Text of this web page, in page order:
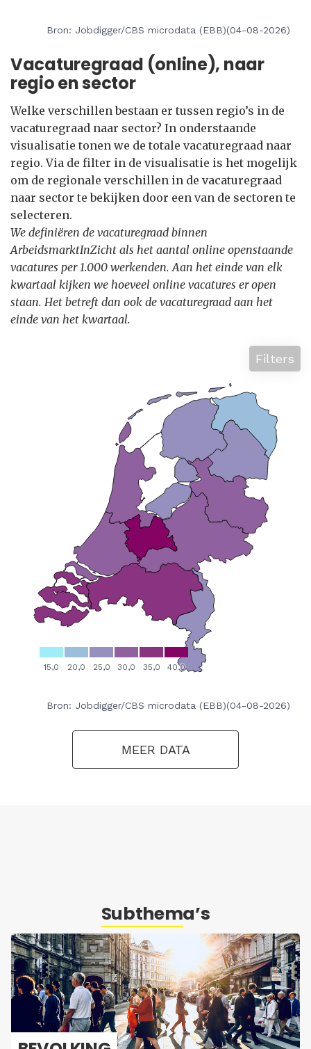
Bron: Jobdigger/CBS microdata (EBB)(04-08-2026)
Vacaturegraad (online), naar
regio en sector
Welke verschillen bestaan er tussen regio’s in de
vacaturegraad naar sector? In onderstaande
visualisatie tonen we de totale vacaturegraad naar
regio. Via de filter in de visualisatie is het mogelijk
om de regionale verschillen in de vacaturegraad
naar sector te bekijken door een van de sectoren te
selecteren.
We definiëren de vacaturegraad binnen
ArbeidsmarktInZicht als het aantal online openstaande
vacatures per 1.000 werkenden. Aan het einde van elk
kwartaal kijken we hoeveel online vacatures er open
staan. Het betreft dan ook de vacaturegraad aan het
einde van het kwartaal.
Filters
Bron: Jobdigger/CBS microdata (EBB)(04-08-2026)
MEER DATA
Subthema’s